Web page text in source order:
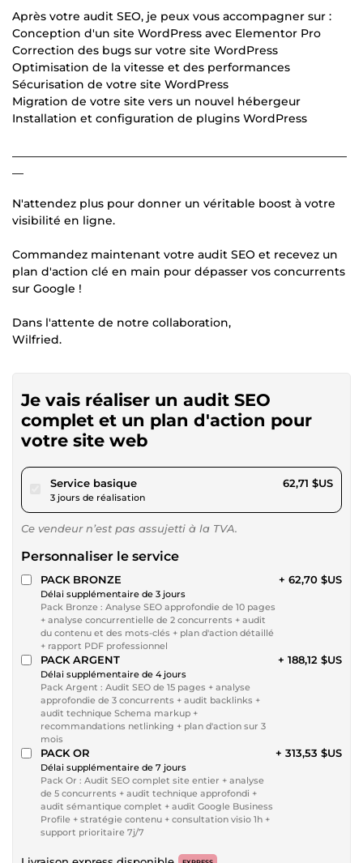
Après votre audit SEO, je peux vous accompagner sur :
Conception d'un site WordPress avec Elementor Pro
Correction des bugs sur votre site WordPress
Optimisation de la vitesse et des performances
Sécurisation de votre site WordPress
Migration de votre site vers un nouvel hébergeur
Installation et configuration de plugins WordPress
N'attendez plus pour donner un véritable boost à votre
visibilité en ligne.
Commandez maintenant votre audit SEO et recevez un
plan d'action clé en main pour dépasser vos concurrents
sur Google !
Dans l'attente de notre collaboration,
Wilfried.
Je vais réaliser un audit SEO
complet et un plan d'action pour
votre site web
Service basiquepour 57,79 $US
3 jours de réalisation
62,71 $US
Ce vendeur n’est pas assujetti à la TVA.
Personnaliser le service
PACK BRONZE
Délai supplémentaire de 3 jours
Pack Bronze : Analyse SEO approfondie de 10 pages
+ analyse concurrentielle de 2 concurrents + audit
du contenu et des mots-clés + plan d'action détaillé
+ rapport PDF professionnel
+ 62,70 $US
PACK ARGENT
Délai supplémentaire de 4 jours
Pack Argent : Audit SEO de 15 pages + analyse
approfondie de 3 concurrents + audit backlinks +
audit technique Schema markup +
recommandations netlinking + plan d'action sur 3
mois
+ 188,12 $US
PACK OR
Délai supplémentaire de 7 jours
Pack Or : Audit SEO complet site entier + analyse
de 5 concurrents + audit technique approfondi +
audit sémantique complet + audit Google Business
Profile + stratégie contenu + consultation visio 1h +
support prioritaire 7j/7
+ 313,53 $US